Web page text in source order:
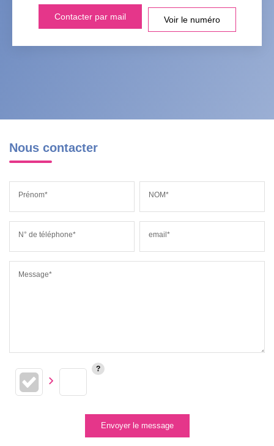
Contacter par mail Voir le numéro
Nous contacter
Prénom* NOM*
N° de téléphone* email*
Message*
Envoyer le message